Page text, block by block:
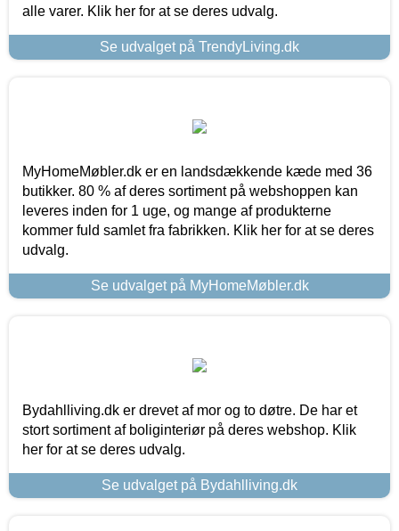
alle varer. Klik her for at se deres udvalg.
Se udvalget på TrendyLiving.dk
MyHomeMøbler.dk er en landsdækkende kæde med 36
butikker. 80 % af deres sortiment på webshoppen kan
leveres inden for 1 uge, og mange af produkterne
kommer fuld samlet fra fabrikken. Klik her for at se deres
udvalg.
Se udvalget på MyHomeMøbler.dk
Bydahlliving.dk er drevet af mor og to døtre. De har et
stort sortiment af boliginteriør på deres webshop. Klik
her for at se deres udvalg.
Se udvalget på Bydahlliving.dk